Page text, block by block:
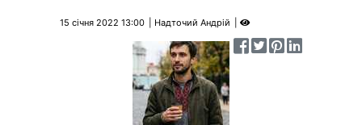
15 січня 2022 13:00 Надточий Андрій